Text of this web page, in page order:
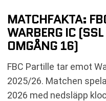
SPELSCHEMA
VANLIGA FRÅGOR
WARBERG IC
RELATERADE
MATCHFAKTA:
WARBERG IC
OMGÅNG 16)
FBC Partille tar emot
2025/26. Matchen
2026 med nedsläpp